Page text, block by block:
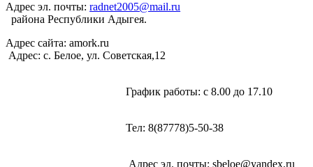
Адрес эл. почты:radnet2005@mail.ru
района Республики Адыгея.
Адрес сайта: amork.ru
Адрес: с. Белое, ул. Советская,12
График работы: с 8.00 до 17.10
Тел: 8(87778)5-50-38
Адрес эл. почты: sbeloe@yandex.ru